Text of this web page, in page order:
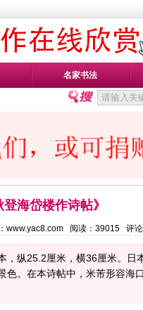
名家书法
海岱楼作诗帖》
www.yac8.com 阅读： 39015 评
纵25.2厘米，横36厘米。日
色。在本诗帖中，米芾形容海